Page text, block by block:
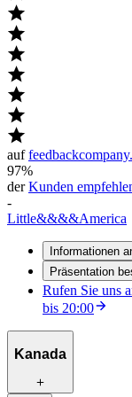
auf
97%
derKunden
-
Little&&&&America
Informationen
Präsentation
Rufen Sie uns
bis 20:00
Kanada